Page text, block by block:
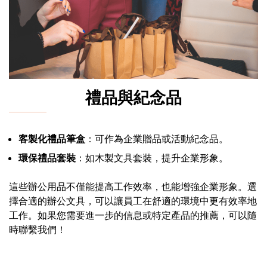
禮品與紀念品
客製化禮品筆盒 ：可作為企業贈品或活動紀念品。
環保禮品套裝 ：如木製文具套裝，提升企業形象。
這些辦公用品不僅能提高工作效率，也能增強企業形象。選
擇合適的辦公文具，可以讓員工在舒適的環境中更有效率地
工作。如果您需要進一步的信息或特定產品的推薦，可以隨
時聯繫我們！